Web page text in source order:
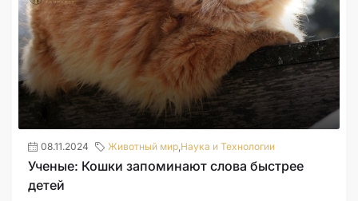
08.11.2024 Животный мир Наука и Технологии
Ученые: Кошки запоминают слова быстрее
детей